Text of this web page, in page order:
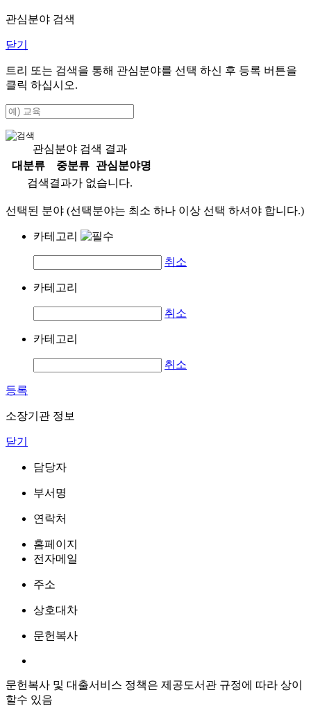
관심분야 검색
닫기
트리 또는 검색을 통해 관심분야를 선택 하신 후 등록 버튼을
클릭 하십시오.
관심분야 검색 결과
대분류
중분류
관심분야명
검색결과가 없습니다.
선택된 분야 (선택분야는 최소 하나 이상 선택 하셔야 합니다.)
카테고리
취소
카테고리
취소
카테고리
취소
등록
소장기관 정보
닫기
담당자
부서명
연락처
홈페이지
전자메일
주소
상호대차
문헌복사
문헌복사 및 대출서비스 정책은 제공도서관 규정에 따라 상이
할수 있음